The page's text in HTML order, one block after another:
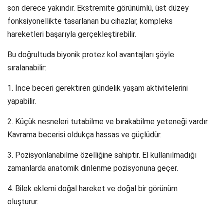
son derece yakındır. Ekstremite görünümlü, üst düzey
fonksiyonellikte tasarlanan bu cihazlar, kompleks
hareketleri başarıyla gerçekleştirebilir.
Bu doğrultuda biyonik protez kol avantajları şöyle
sıralanabilir:
1. İnce beceri gerektiren gündelik yaşam aktivitelerini
yapabilir.
2. Küçük nesneleri tutabilme ve bırakabilme yeteneği vardır.
Kavrama becerisi oldukça hassas ve güçlüdür.
3. Pozisyonlanabilme özelliğine sahiptir. El kullanılmadığı
zamanlarda anatomik dinlenme pozisyonuna geçer.
4. Bilek eklemi doğal hareket ve doğal bir görünüm
oluşturur.